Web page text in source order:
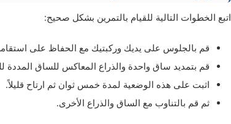
اتبع الخطوات التالية للقيام بالتمرين بشكل صحيح:
قم بالجلوس على يديك وركبتيك مع الحفاظ على
قم بتمديد ساق واحدة والذراع المعاكس للساق
اثبت على هذه الوضعية لمدة خمس ثوان ثم ارتاح قليلاً.
ثم قم بالتناوب مع الساق والذراع الأخرى.